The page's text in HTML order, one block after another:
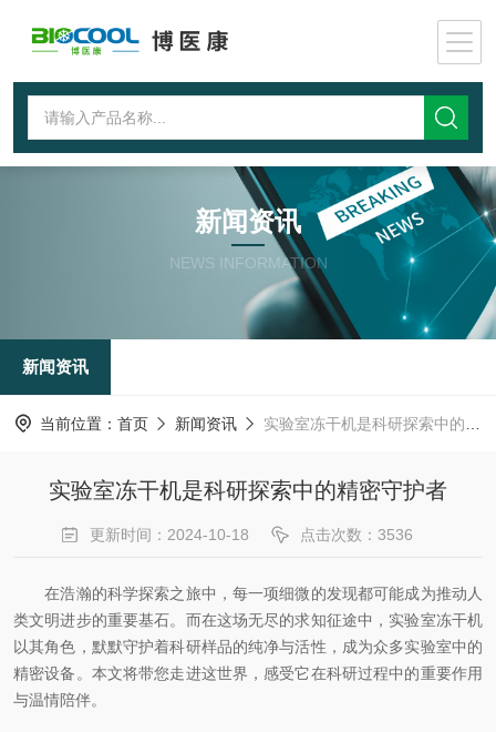
新闻资讯
NEWS INFORMATION
新闻资讯
当前位置： 首页 新闻资讯 实验室冻干机是科研探索中的精密守护者
实验室冻干机是科研探索中的精密守护者
更新时间：2024-10-18 点击次数：3536
在浩瀚的科学探索之旅中，每一项细微的发现都可能成为推动人
类文明进步的重要基石。而在这场无尽的求知征途中，实验室冻干机
以其角色，默默守护着科研样品的纯净与活性，成为众多实验室中的
精密设备。本文将带您走进这世界，感受它在科研过程中的重要作用
与温情陪伴。